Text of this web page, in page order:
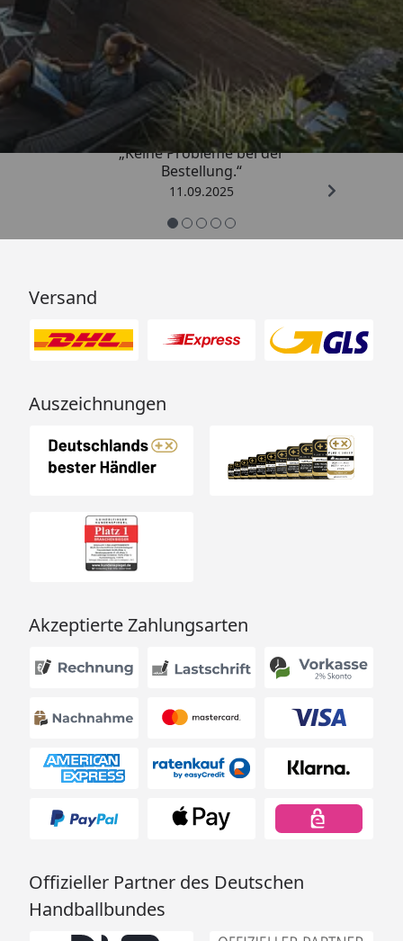
Trusted Shops
5,00/ 5
„Keine Probleme bei der
Bestellung.“
11.09.2025
Versand
Auszeichnungen
Akzeptierte Zahlungsarten
Offizieller Partner des Deutschen
Handballbundes